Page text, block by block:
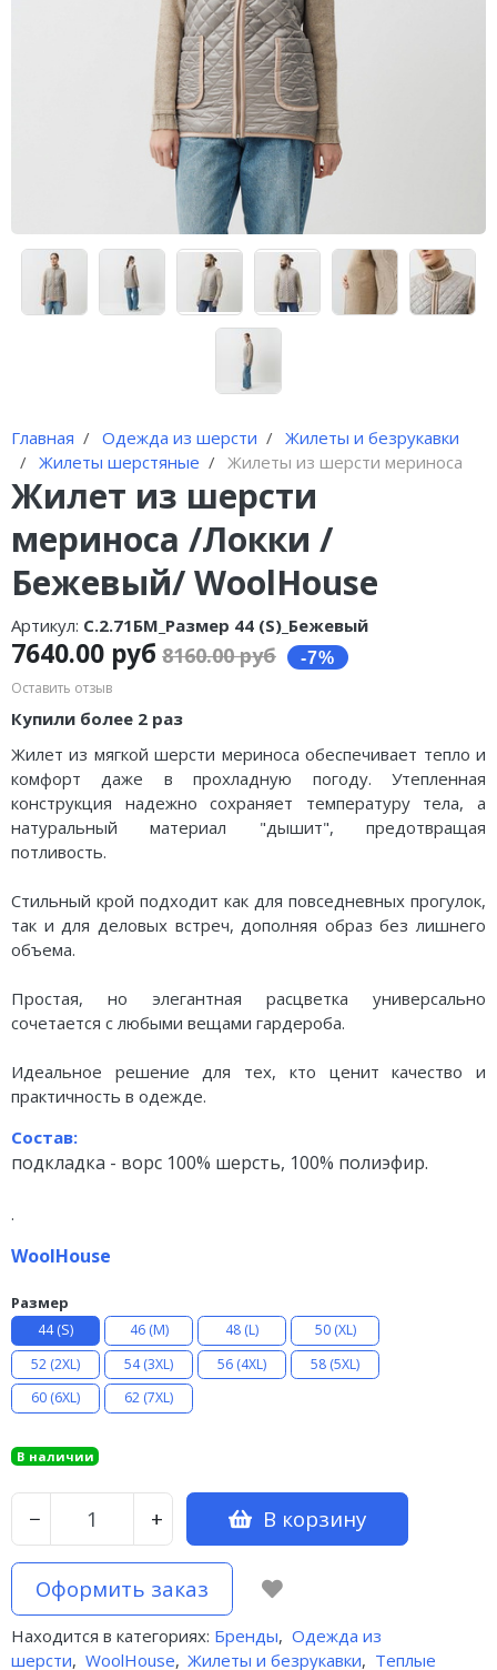
Главная Одежда из шерсти
Жилеты и безрукавки
Жилеты шерстяные
Жилеты из шерсти мериноса
Жилет из шерсти
мериноса /Локки /
Бежевый/ WoolHouse
Артикул: С.2.71БМ_Размер 44 (S)_Бежевый
7640.00 руб 8160.00 руб
Оставить отзыв
Купили более 2 раз
Жилет из мягкой шерсти мериноса обеспечивает тепло и
комфорт даже в прохладную погоду. Утепленная
конструкция надежно сохраняет температуру тела, а
натуральный материал "дышит", предотвращая
потливость.
Стильный крой подходит как для повседневных прогулок,
так и для деловых встреч, дополняя образ без лишнего
объема.
Простая, но элегантная расцветка универсально
сочетается с любыми вещами гардероба.
Идеальное решение для тех, кто ценит качество и
практичность в одежде.
Состав:
подкладка - ворс 100% шерсть, 100% полиэфир.
.
WoolHouse
Размер
44 (S) 46 (М) 48 (L)
50 (XL)
52 (2XL)
54 (3XL) 56 (4XL)
58 (5XL)
60 (6XL)
62 (7XL)
В наличии
− + В корзину
Оформить заказ
Находится в категориях: Бренды, Одежда из
шерсти, WoolHouse, Жилеты и безрукавки, Теплые
Шорты шерстяные
Наколенники из шерсти
Воротники шерстяные
Шапки из шерсти
Шарфы шерстяные
Пончо женское